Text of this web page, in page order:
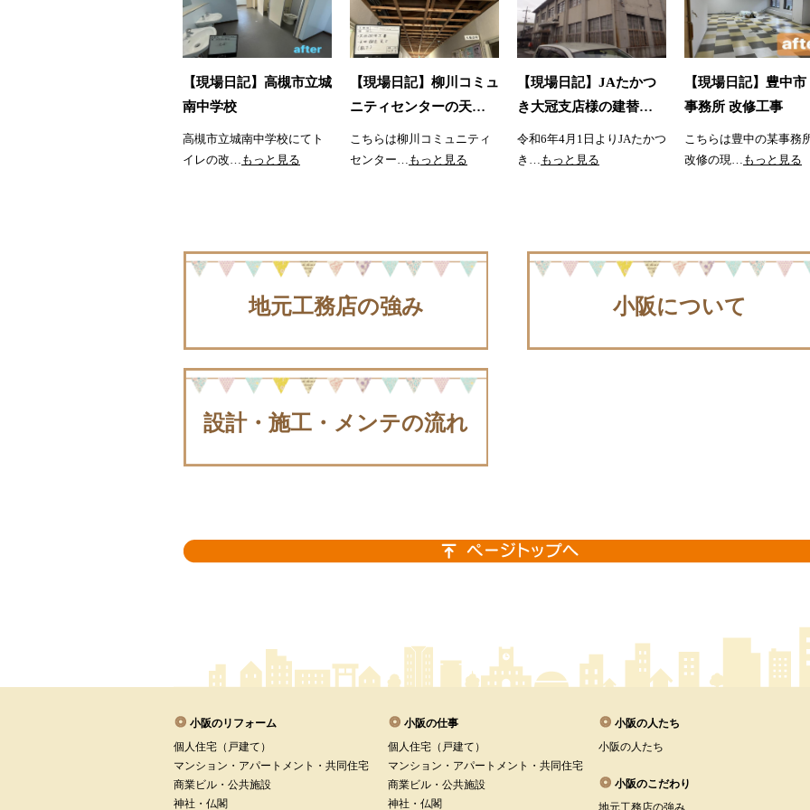
【現場日記】高槻市立城
南中学校
高槻市立城南中学校にてト
イレの改… もっと見る
【現場日記】柳川コミュ
ニティセンターの天…
こちらは柳川コミュニティ
センター… もっと見る
【現場日記】JAたかつ
き大冠支店様の建替…
令和6年4月1日よりJAたかつ
き… もっと見る
【現場日記】豊中市
事務所 改修工事
こちらは豊中の某事務
改修の現… もっと見る
地元工務店の強み 小阪について
設計・施工・メンテの流れ
小阪のリフォーム
個人住宅（戸建て）
マンション・アパートメント・共同住宅
商業ビル・公共施設
神社・仏閣
小阪の仕事
個人住宅（戸建て）
マンション・アパートメント・共同住宅
商業ビル・公共施設
神社・仏閣
小阪の人たち
小阪の人たち
小阪のこだわり
地元工務店の強み